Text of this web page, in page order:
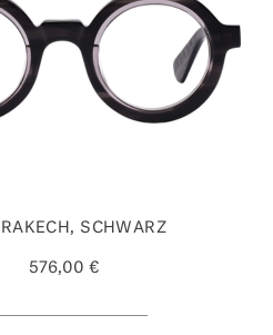
SCHWARZ
576,00 €